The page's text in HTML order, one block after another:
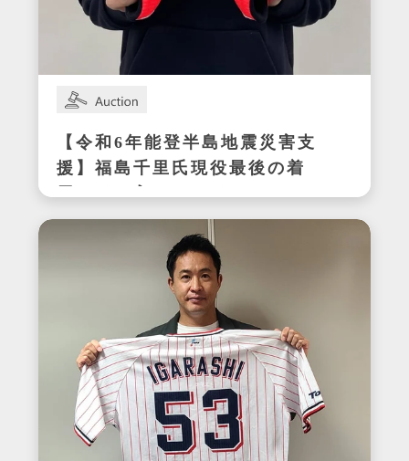
【令和6年能登半島地震災害支
援】福島千里氏現役最後の着
用サイン入りスパイク